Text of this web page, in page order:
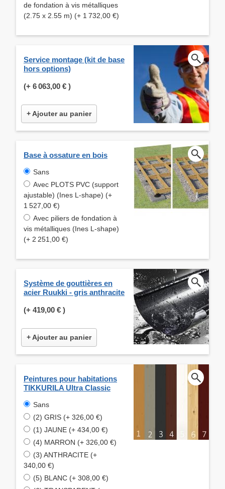
de fondation à vis métalliques
(2.75 x 2.55 m) (+ 1 732,00 €)
Service montage (kit de base
hors options)
(+ 6 063,00 € )
+ Ajouter au panier
Base à ossature en bois
Sans
Avec PLOTS PVC (support
ajustable) (Ines L-shape) (+
1 527,00 €)
Avec piliers de fondation à
vis métalliques (Ines L-shape)
(+ 2 251,00 €)
Système de gouttières en
acier Ruukki - gris anthracite
(+ 419,00 € )
+ Ajouter au panier
Peintures pour habitations
TIKKURILA Ultra Classic
Sans
(2) GRIS (+ 326,00 €)
(1) JAUNE (+ 434,00 €)
(4) MARRON (+ 326,00 €)
(3) ANTHRACITE (+
340,00 €)
(5) BLANC (+ 308,00 €)